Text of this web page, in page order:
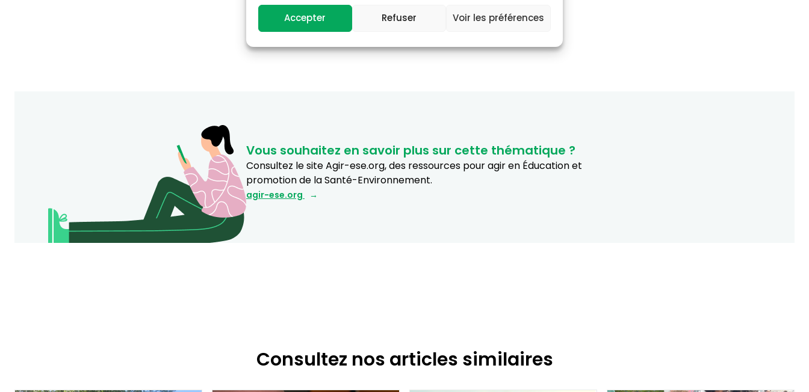
Accepter Refuser Voir les préférences
Vous souhaitez en savoir plus sur cette thématique ?
Consultez le site Agir-ese.org, des ressources pour agir en Éducation et
promotion de la Santé-Environnement.
agir-ese.org
Consultez nos articles similaires